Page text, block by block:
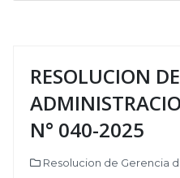
RESOLUCION
N° 040-2025
Resolucion de Gerencia